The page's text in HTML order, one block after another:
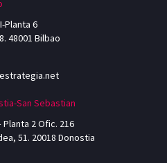
Planta 6
48001 Bilbao
San Sebastian
Planta 2 Ofic. 216
51. 20018 Donostia